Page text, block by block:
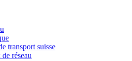
transport suisse
réseau